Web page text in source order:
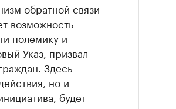
обратной связи
возможность
полемику и
Указ, призвал
Здесь
но и
будет